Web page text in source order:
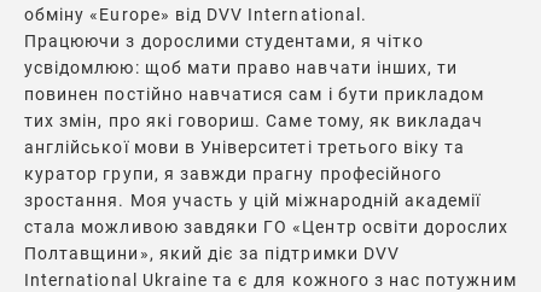
обміну «Europe» від DVV International.
Працюючи з дорослими студентами, я чітко
усвідомлюю: щоб мати право навчати інших, ти
повинен постійно навчатися сам і бути прикладом
тих змін, про які говориш. Саме тому, як викладач
англійської мови в Університеті третього віку та
куратор групи, я завжди прагну професійного
зростання. Моя участь у цій міжнародній академії
стала можливою завдяки ГО «Центр освіти дорослих
Полтавщини», який діє за підтримки DVV
International Ukraine та є для кожного з нас потужним